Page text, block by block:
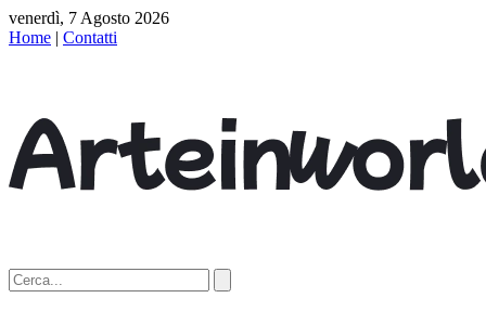
venerdì, 7 Agosto 2026
Home | Contatti